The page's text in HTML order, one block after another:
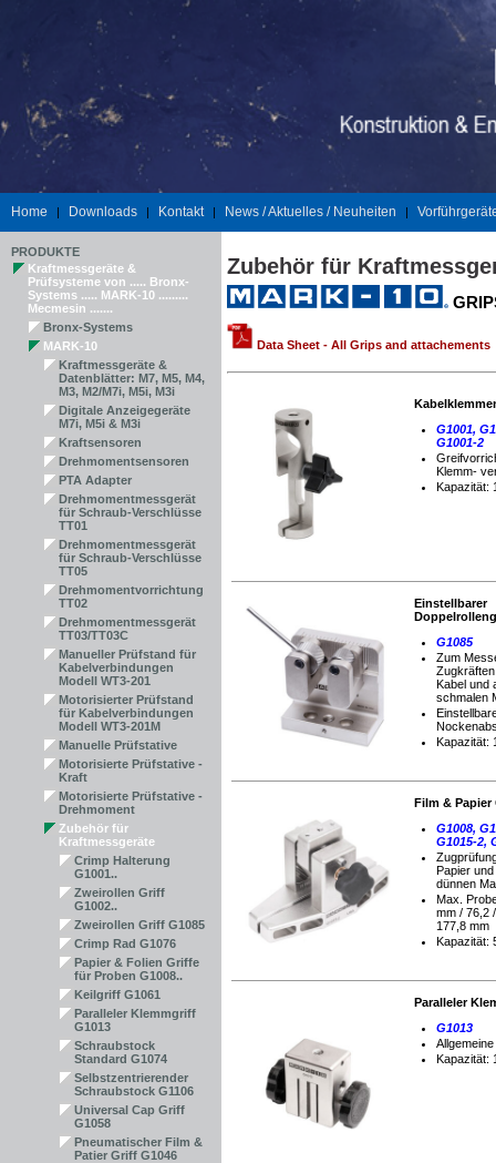
Home | Downloads | Kontakt | News / Aktuelles / Neuheiten |
PRODUKTE
Kraftmessgeräte &
Prüfsysteme von ..... Bronx-
Systems ..... MARK-10 .........
Mecmesin .......
Bronx-Systems
MARK-10
Kraftmessgeräte &
Datenblätter: M7, M5, M4,
M3, M2/M7i, M5i, M3i
Digitale Anzeigegeräte
M7i, M5i & M3i
Kraftsensoren
Drehmomentsensoren
PTA Adapter
Drehmomentmessgerät
für Schraub-Verschlüsse
TT01
Drehmomentmessgerät
für Schraub-Verschlüsse
TT05
Drehmomentvorrichtung
TT02
Drehmomentmessgerät
TT03/TT03C
Manueller Prüfstand für
Kabelverbindungen
Modell WT3-201
Motorisierter Prüfstand
für Kabelverbindungen
Modell WT3-201M
Manuelle Prüfstative
Motorisierte Prüfstative -
Kraft
Motorisierte Prüfstative -
Drehmoment
Zubehör für
Kraftmessgeräte
Crimp Halterung
G1001..
Zweirollen Griff
G1002..
Zweirollen Griff G1085
Crimp Rad G1076
Papier & Folien Griffe
für Proben G1008..
Keilgriff G1061
Paralleler Klemmgriff
G1013
Schraubstock
Standard G1074
Selbstzentrierender
Schraubstock G1106
Universal Cap Griff
G1058
Pneumatischer Film &
Patier Griff G1046
Zubehör für
Data Sheet - All Grips and attachements
G1001,
G1001-2
Klemm-
Kapazität:
Einstellbarer
G1085
Zum
Kabel und
schmalen
Kapazität:
Film & Papier
G1008,
G1015-2,
Papier
dünnen
Max.
mm / 76,2
177,8 mm
Kapazität:
Paralleler
G1013
Kapazität: